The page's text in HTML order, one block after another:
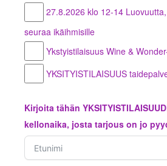
27.8.2026 klo 12-14
seuraa ikäihmisille
Ykstyistilaisuus Wine &
YKSITYISTILAISUUS
Kirjoita tähän
kellonaika, josta tarjous on jo